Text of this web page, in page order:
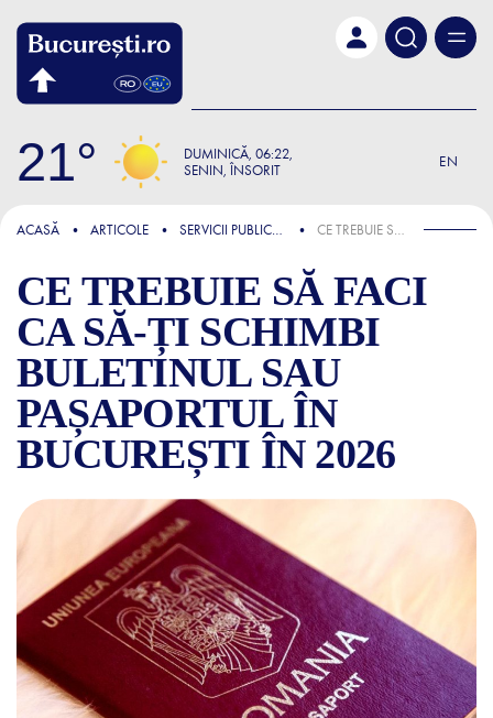
21 DUMINICĂ 06:22
SENIN, ÎNSORIT
EN
FOCUS
ACASĂ ARTICOLE SERVICII PUBLICE ȘI ADMINISTRATIVE CE TREBUIE SĂ FACI CA SĂ-ȚI SCHIMBI BULETINUL SAU PAȘAPORTUL ÎN BUCUREȘTI ÎN 2026
CE TREBUIE SĂ FACI
CA SĂ-ȚI SCHIMBI
BULETINUL SAU
PAȘAPORTUL ÎN
BUCUREȘTI ÎN 2026
CE TREBUIE SĂ FACI CA